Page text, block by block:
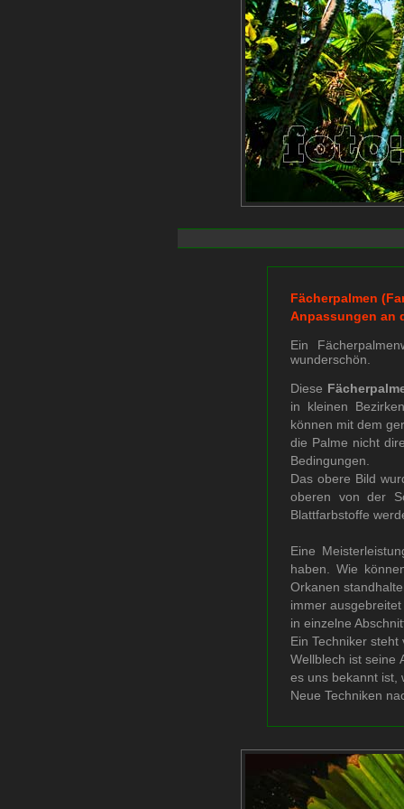
Fächerpalmen
Anpassungen an
Ein
wunderschön.
Diese
in kleinen
können mit dem
die Palme nicht
Bedingungen.
Das obere Bild
oberen von der
Blattfarbstoffe
Eine
haben. Wie
Orkanen
immer
in einzelne
Ein Techniker
Wellblech ist seine
es uns bekannt ist,
Neue Techniken